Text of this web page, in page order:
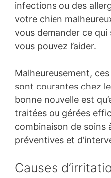
infections ou des
votre chien
vous demander ce qui
vous pouvez l’aider.
Malheureusement,
sont courantes chez
bonne nouvelle est
traitées ou gérées
combinaison de soins
préventives et
Causes